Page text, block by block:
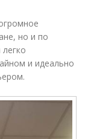
но и по
и идеально